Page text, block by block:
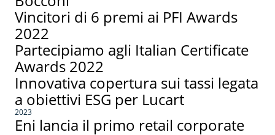
Vincitori di 6 premi ai PFI Awards
2022
Partecipiamo agli Italian Certificate
Awards 2022
Innovativa copertura sui tassi legata
a obiettivi ESG per Lucart
2023
Eni lancia il primo retail corporate